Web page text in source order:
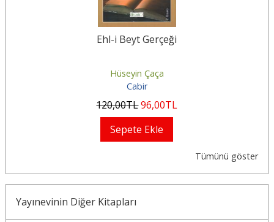
Ehl-i Beyt Gerçeği
Hüseyin Çaça
Cabir
120,00TL96,00TL
Sepete Ekle
Tümünü göster
Yayınevinin Diğer Kitapları